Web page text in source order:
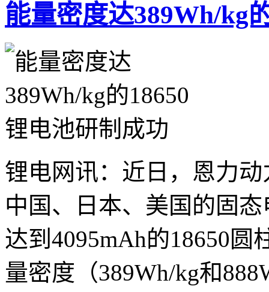
能量密度达389Wh/kg
锂电网讯：近日，恩力动
中国、日本、美国的固
达到4095mAh的18650
量密度（389Wh/kg和